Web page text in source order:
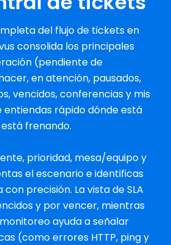
del flujo de tickets en
consolida los principales
(pendiente de
en atención, pausados,
vencidos, conferencias y mis
rápido dónde está
frenando.
prioridad, mesa/equipo y
el escenario e identificas
precisión. La vista de SLA
y por vencer, mientras
ayuda a señalar
(como errores HTTP, ping y